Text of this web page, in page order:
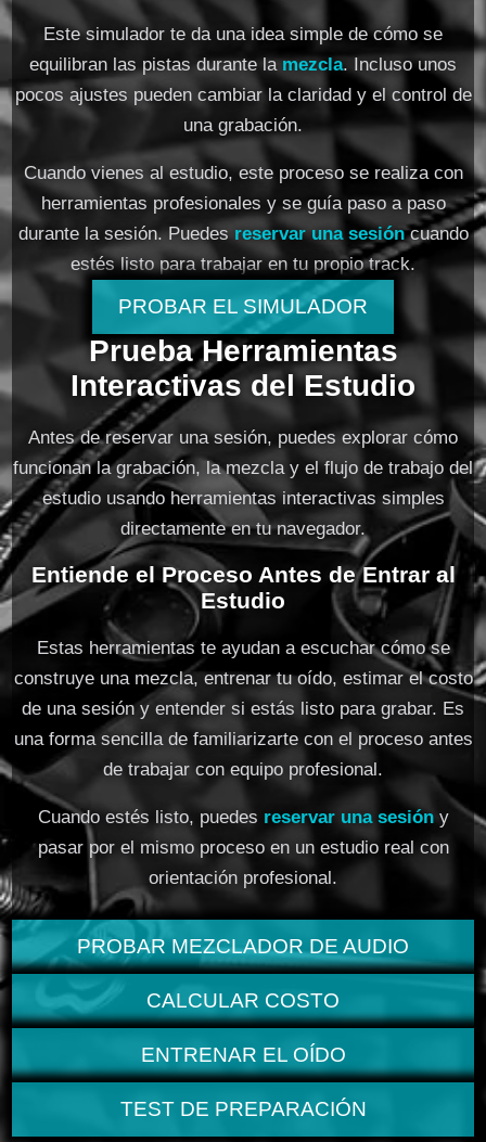
Este simulador te da una idea simple de cómo se
equilibran las pistas durante lamezcla. Incluso unos
pocos ajustes pueden cambiar la claridad y el control de
una grabación.
Cuando vienes al estudio, este proceso se realiza con
herramientas profesionales y se guía paso a paso
durante la sesión. Puedes reservar una sesióncuando
estés listo para trabajar en tu propio track.
PROBAR EL SIMULADOR
Prueba Herramientas
Interactivas del Estudio
Antes de reservar una sesión, puedes explorar cómo
funcionan la grabación, la mezcla y el flujo de trabajo del
estudio usando herramientas interactivas simples
directamente en tu navegador.
Entiende el Proceso Antes de Entrar al
Estudio
Estas herramientas te ayudan a escuchar cómo se
construye una mezcla, entrenar tu oído, estimar el costo
de una sesión y entender si estás listo para grabar. Es
una forma sencilla de familiarizarte con el proceso antes
de trabajar con equipo profesional.
Cuando estés listo, puedes reservar una sesióny
pasar por el mismo proceso en un estudio real con
orientación profesional.
PROBAR MEZCLADOR DE AUDIO
CALCULAR COSTO
ENTRENAR EL OÍDO
TEST DE PREPARACIÓN